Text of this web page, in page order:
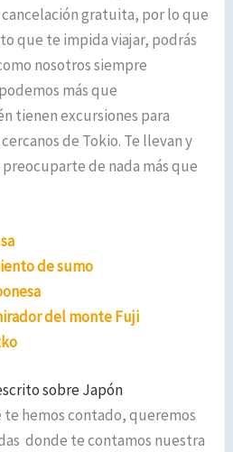
gratuita, por lo que
que te impida viajar, podrás
nosotros siempre
más que
tienen excursiones para
de Tokio. Te llevan y
de nada más que
de sumo
del monte Fuji
sobre Japón
hemos contado, queremos
donde te contamos nuestra